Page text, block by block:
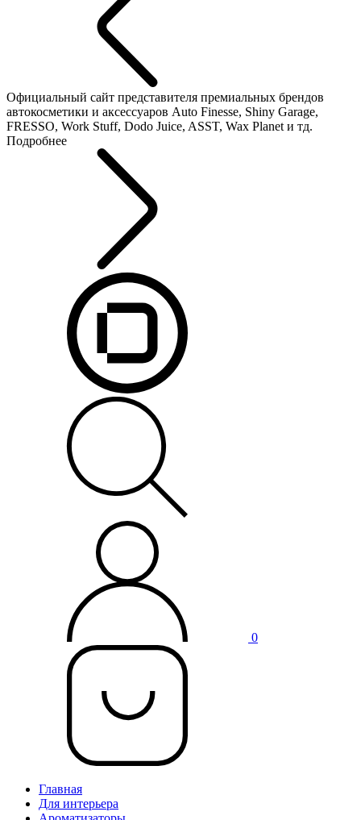
Официальный сайт представителя премиальных брендов
автокосметики и аксессуаров Auto Finesse, Shiny Garage,
FRESSO, Work Stuff, Dodo Juice, ASST, Wax Planet и тд.
Подробнее
0
Главная
Для интерьера